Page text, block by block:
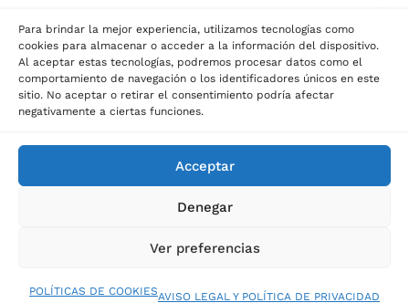
Para brindar la mejor experiencia, utilizamos tecnologías como
cookies para almacenar o acceder a la información del dispositivo.
Al aceptar estas tecnologías, podremos procesar datos como el
comportamiento de navegación o los identificadores únicos en este
sitio. No aceptar o retirar el consentimiento podría afectar
negativamente a ciertas funciones.
Acceptar
Denegar
Ver preferencias
POLÍTICAS DE COOKIESAVISO LEGAL Y POLÍTICA DE PRIVACIDAD
©2025 Palau del descans